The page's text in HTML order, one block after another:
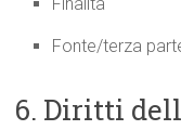
Fonte/terza
6. Diritti